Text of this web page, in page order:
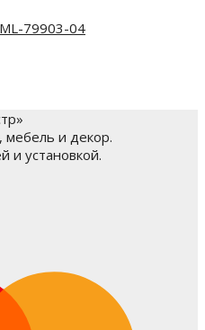
79903-04
мебель и декор.
и установкой.